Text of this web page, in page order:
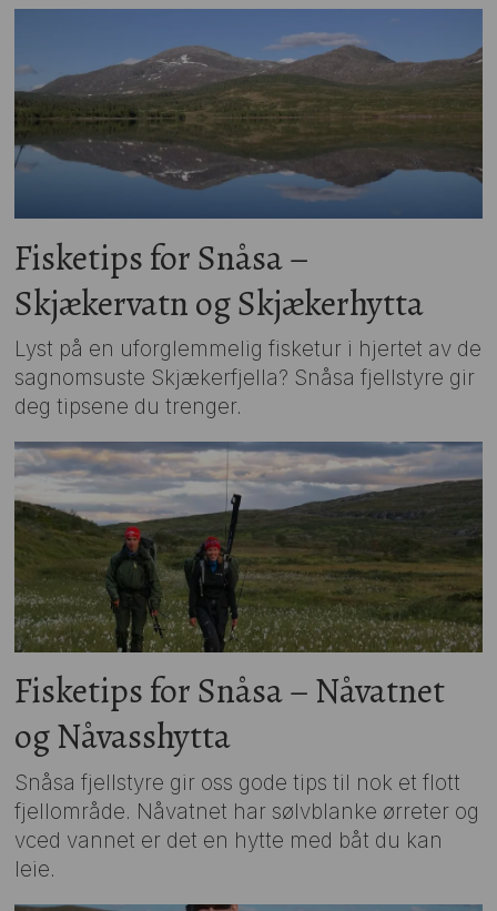
Fisketips for Snåsa –
Skjækervatn og Skjækerhytta
Lyst på en uforglemmelig fisketur i hjertet av de
sagnomsuste Skjækerfjella? Snåsa fjellstyre gir
deg tipsene du trenger.
Fisketips for Snåsa – Nåvatnet
og Nåvasshytta
Snåsa fjellstyre gir oss gode tips til nok et flott
fjellområde. Nåvatnet har sølvblanke ørreter og
vced vannet er det en hytte med båt du kan
leie.